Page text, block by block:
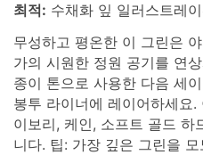
최적: 수채화 잎 일러스트레
무성하고 평온한 이 그린은
가의 시원한 정원 공기를 연
종이 톤으로 사용한 다음 세
봉투 라이너에 레이어하세요
이보리, 케인, 소프트 골드 하
니다. 팁: 가장 깊은 그린을